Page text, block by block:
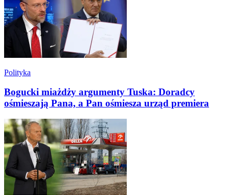
Polityka
Bogucki miażdży argumenty Tuska: Doradcy
ośmieszają Pana, a Pan ośmiesza urząd premiera